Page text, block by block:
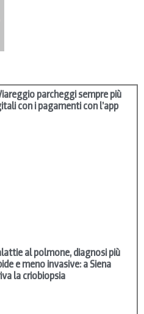
parcheggi sempre più
con i pagamenti con l’app
al polmone, diagnosi più
e meno invasive: a Siena
la criobiopsia